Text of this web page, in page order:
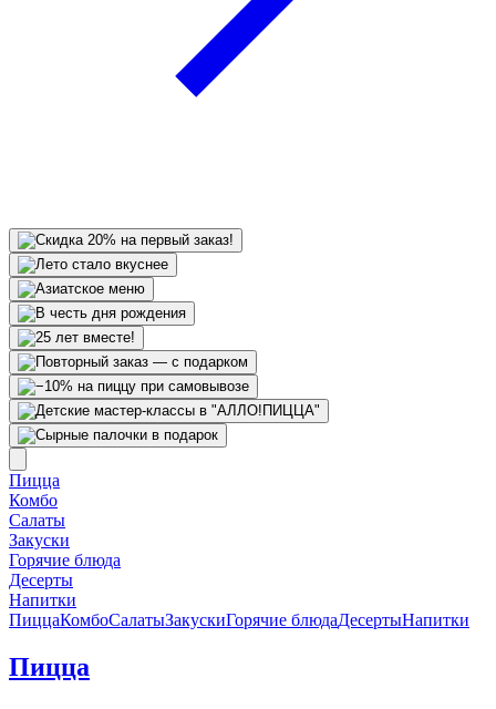
Пицца
Комбо
Салаты
Закуски
Горячие блюда
Десерты
Напитки
ПиццаКомбоСалатыЗакускиГорячие блюдаДесертыНапитки
Пицца